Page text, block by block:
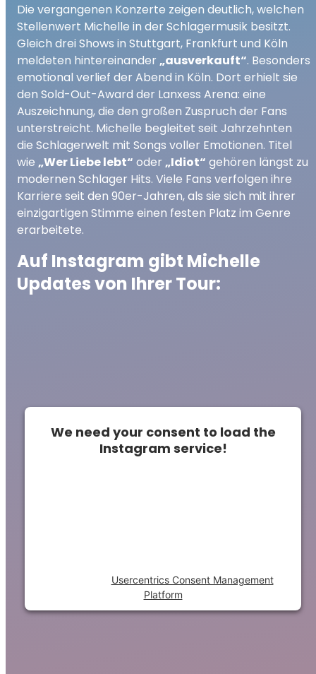
Die vergangenen Konzerte zeigen deutlich, welchen
Stellenwert Michelle in der Schlagermusik besitzt.
Gleich drei Shows in Stuttgart, Frankfurt und Köln
meldeten hintereinander „ausverkauft“. Besonders
emotional verlief der Abend in Köln. Dort erhielt sie
den Sold-Out-Award der Lanxess Arena: eine
Auszeichnung, die den großen Zuspruch der Fans
unterstreicht. Michelle begleitet seit Jahrzehnten
die Schlagerwelt mit Songs voller Emotionen. Titel
wie „Wer Liebe lebt“ oder „Idiot“ gehören längst zu
modernen Schlager Hits. Viele Fans verfolgen ihre
Karriere seit den 90er-Jahren, als sie sich mit ihrer
einzigartigen Stimme einen festen Platz im Genre
erarbeitete.
Auf Instagram gibt Michelle
Updates von Ihrer Tour:
We need your consent to load the
Instagram service!
Usercentrics Consent Management
Platform